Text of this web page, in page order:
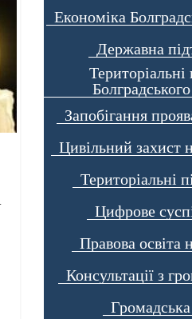
Економіка
Державна
Запобігання
Цивільний захист
Територіальні
Цифрове
Правова освіта
Консультації з